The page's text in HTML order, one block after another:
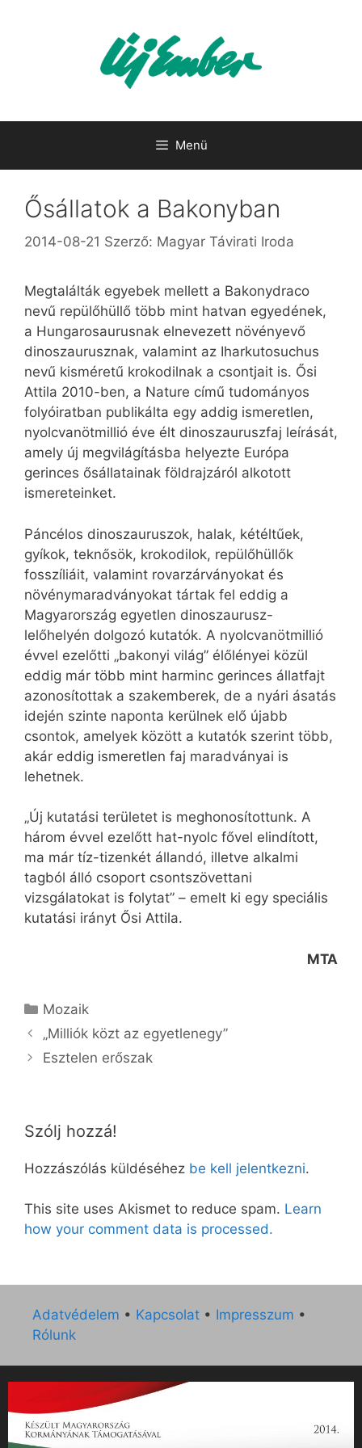
Menü
Ősállatok a Bakonyban
2014-08-21 Szerző: Magyar Távirati Iroda
Megtalálták egyebek mellett a Bakonydraco
nevű repülőhüllő több mint hatvan egyedének,
a Hungarosaurusnak elnevezett növényevő
dinoszaurusznak, valamint az Iharkutosuchus
nevű kisméretű krokodilnak a csontjait is. Ősi
Attila 2010-ben, a Nature című tudományos
folyóiratban publikálta egy addig ismeretlen,
nyolcvanötmillió éve élt dinoszauruszfaj leírását,
amely új megvilágításba helyezte Európa
gerinces ősállatainak földrajzáról alkotott
ismereteinket.
Páncélos dinoszauruszok, halak, kétéltűek,
gyíkok, teknősök, krokodilok, repülőhüllők
fosszíliáit, valamint rovarzárványokat és
növénymaradványokat tártak fel eddig a
Magyarország egyetlen dinoszaurusz-
lelőhelyén dolgozó kutatók. A nyolcvanötmillió
évvel ezelőtti „bakonyi világ” élőlényei közül
eddig már több mint harminc gerinces állatfajt
azonosítottak a szakemberek, de a nyári ásatás
idején szinte naponta kerülnek elő újabb
csontok, amelyek között a kutatók szerint több,
akár eddig ismeretlen faj maradványai is
lehetnek.
„Új kutatási területet is meghonosítottunk. A
három évvel ezelőtt hat-nyolc fővel elindított,
ma már tíz-tizenkét állandó, illetve alkalmi
tagból álló csoport csontszövettani
vizsgálatokat is folytat” – emelt ki egy speciális
kutatási irányt Ősi Attila.
MTA
Kategória
Mozaik
„Milliók közt az egyetlenegy”
Esztelen erőszak
Szólj hozzá!
Hozzászólás küldéséhez be kell jelentkezni.
This site uses Akismet to reduce spam. Learn
how your comment data is processed.
Adatvédelem • Kapcsolat • Impresszum •
Rólunk